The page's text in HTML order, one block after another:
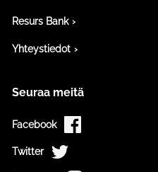
Resurs Bank
Yhteystiedot
Seuraa meitä
Facebook
Twitter